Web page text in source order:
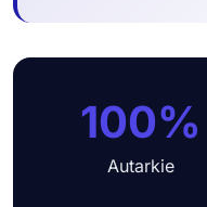
100%
Autarkie